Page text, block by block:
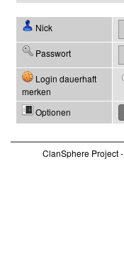
Nick
Passwort
Login dauerhaft
merken
Optionen
ClanSphere Project -